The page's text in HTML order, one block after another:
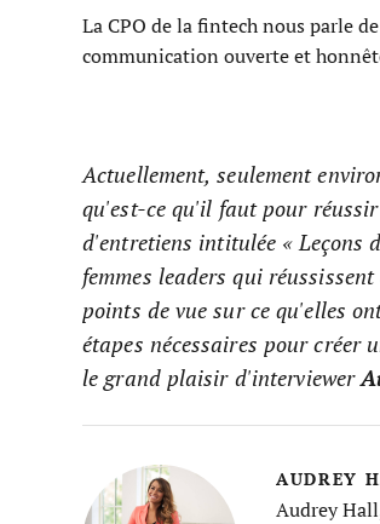
La CPO de la fintech nous parle
communication ouverte et
Actuellement, seulement
qu'est-ce qu'il faut pour
d'entretiens intitulée « Leçons
femmes leaders qui
points de vue sur ce qu'elles
étapes nécessaires pour créer
le grand plaisir d'interviewer
AUDREY
Audrey